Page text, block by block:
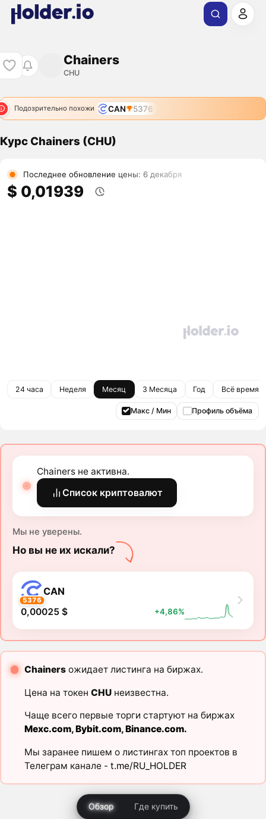
Chainers
CHU
Подозрительно похожи CAN 5376
Курс Chainers (CHU)
Последнее обновление цены: 6 декабря
$ 0,01939
24 часа Неделя Месяц 3 Месяца Год Всё время
Макс / Мин Профиль объёма
Chainers не активна.
Список криптовалют
Мы не уверены.
Но вы не их искали?
5376
CAN
0,00025 $ +4,86%
Chainersожидает листинга на биржах.
Цена на токен CHUнеизвестна.
Чаще всего первые торги стартуют на биржах
Mexc.com,Bybit.com,Binance.com.
Мы заранее пишем о листингах топ проектов в
Телеграм канале - t.me/RU_HOLDER
Обзор Где купить